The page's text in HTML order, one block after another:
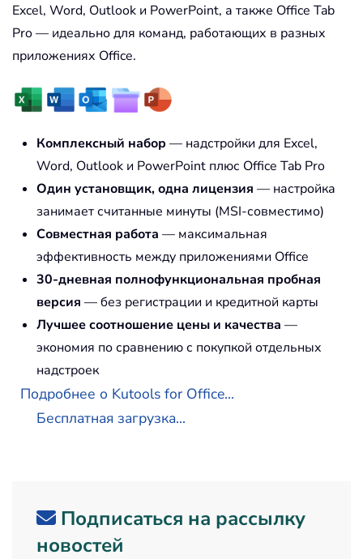
Excel, Word, Outlook и PowerPoint, а также Office Tab
Pro — идеально для команд, работающих в разных
приложениях Office.
Комплексный набор — надстройки для Excel,
Word, Outlook и PowerPoint плюс Office Tab Pro
Один установщик, одна лицензия — настройка
занимает считанные минуты (MSI-совместимо)
Совместная работа — максимальная
эффективность между приложениями Office
30-дневная полнофункциональная пробная
версия — без регистрации и кредитной карты
Лучшее соотношение цены и качества —
экономия по сравнению с покупкой отдельных
надстроек
Подробнее о Kutools for Office...
Бесплатная загрузка...
Подписаться на рассылку
новостей